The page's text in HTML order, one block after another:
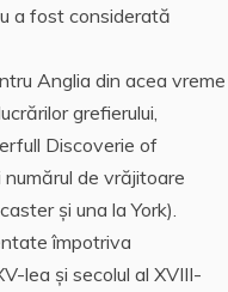
a fost considerată
Anglia din acea vreme
grefierului,
Discoverie of
de vrăjitoare
și una la York).
împotriva
lea și secolul al XVIII-